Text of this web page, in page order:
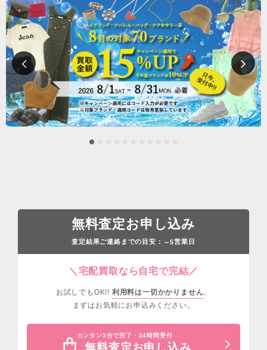
無料査定お申し込み
査定結果ご連絡までの目安： ～5営業日
＼宅配買取なら自宅で完結／
お試しでもOK!! 利用料は一切かかりません。
まずはお気軽にお申込みください。
カンタン3分で完了・24時間受付
無料査定お申し込み